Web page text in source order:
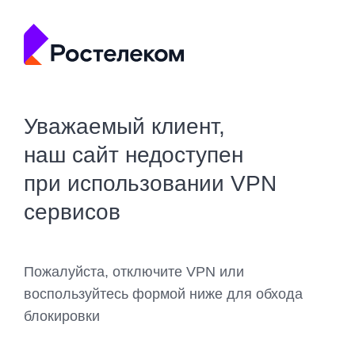
Уважаемый клиент,
наш сайт недоступен
при использовании VPN
сервисов
Пожалуйста, отключите VPN или
воспользуйтесь формой ниже для обхода
блокировки